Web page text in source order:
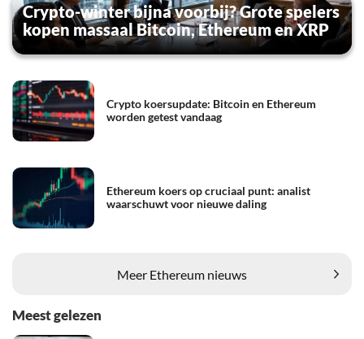
Crypto-winter bijna voorbij? Grote spelers
kopen massaal Bitcoin, Ethereum en XRP
Crypto koersupdate: Bitcoin en Ethereum
worden getest vandaag
Ethereum koers op cruciaal punt: analist
waarschuwt voor nieuwe daling
Meer Ethereum nieuws
Meest gelezen